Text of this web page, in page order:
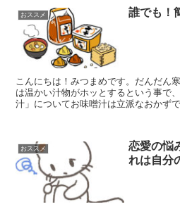
おススメ 誰でも！
こんにちは！みつまめです。だんだん
は温かい汁物がホッとするという事で
汁」についてお味噌汁は立派なおかず
おススメ
恋愛の悩
れは自分